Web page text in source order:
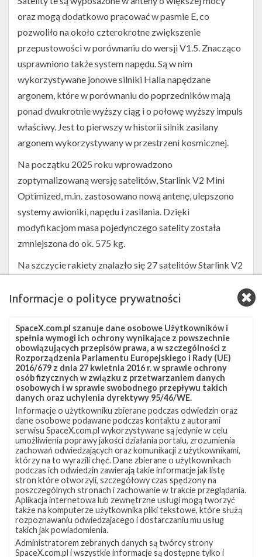
oraz mogą dodatkowo pracować w pasmie E, co
pozwoliło na około czterokrotne zwiększenie
przepustowości w porównaniu do wersji V1.5. Znacząco
usprawniono także system napędu. Są w nim
wykorzystywane jonowe silniki Halla napędzane
argonem, które w porównaniu do poprzedników mają
ponad dwukrotnie wyższy ciąg i o połowę wyższy impuls
właściwy. Jest to pierwszy w historii silnik zasilany
argonem wykorzystywany w przestrzeni kosmicznej.
Na początku 2025 roku wprowadzono
zoptymalizowaną wersję satelitów, Starlink V2 Mini
Optimized, m.in. zastosowano nową antenę, ulepszono
systemy awioniki, napędu i zasilania. Dzięki
modyfikacjom masa pojedynczego satelity została
zmniejszona do ok. 575 kg.
Na szczycie rakiety znalazło się 27 satelitów Starlink V2
okołoziemską (LEO) o inklinacji 53°.
Szukaj po tematach
Falcon 9 OCISLY SLC-4E Starlink
Starlink Group 11-13 Starlink-244
Informacje o polityce prywatności
SpaceX.com.pl szanuje dane osobowe Użytkowników i
spełnia wymogi ich ochrony wynikające z powszechnie
obowiązujących przepisów prawa, a w szczególności z
Rozporządzenia Parlamentu Europejskiego i Rady (UE)
2016/679 z dnia 27 kwietnia 2016 r. w sprawie ochrony
osób fizycznych w związku z przetwarzaniem danych
osobowych i w sprawie swobodnego przepływu takich
danych oraz uchylenia dyrektywy 95/46/WE.
Informacje o użytkowniku zbierane podczas odwiedzin oraz
dane osobowe podawane podczas kontaktu z autorami
serwisu SpaceX.com.pl wykorzystywane są jedynie w celu
umożliwienia poprawy jakości działania portalu, zrozumienia
zachowań odwiedzających oraz komunikacji z użytkownikami,
którzy na to wyrazili chęć. Dane zbierane o użytkownikach
podczas ich odwiedzin zawierają takie informacje jak listę
stron które otworzyli, szczegółowy czas spędzony na
poszczególnych stronach i zachowanie w trakcie przeglądania.
Aplikacja internetowa lub zewnętrzne usługi mogą tworzyć
także na komputerze użytkownika pliki tekstowe, które służą
rozpoznawaniu odwiedzajacego i dostarczaniu mu usług
takich jak powiadomienia.
Administratorem zebranych danych są twórcy strony
SpaceX.com.pl i wszystkie informacje są dostępne tylko i